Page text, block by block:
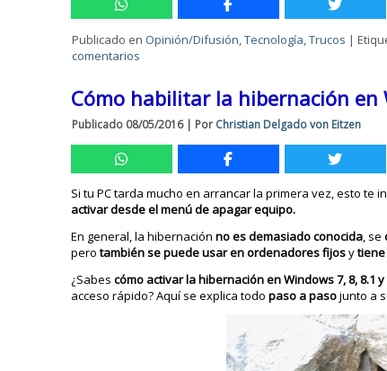
Publicado en Opinión/Difusión,Tecnología,Trucos |
comentarios
Cómo habilitar la hibernación en
Publicado 08/05/2016| Por Christian Delgado von Eitzen
Si tu PC tarda mucho en arrancar la primera vez, esto te
activar desde el menú de apagar equipo.
En general, la hibernaciónno es demasiado conocida, se
perotambién se puede usar en ordenadores fijosy
¿Sabescómo activar la hibernación en Windows 7, 8, 8.1 y
acceso rápido? Aquí se explica todopaso a pasojunto a